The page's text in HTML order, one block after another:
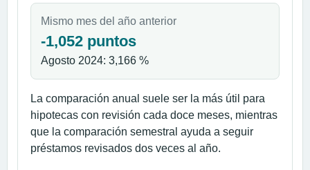
Mismo mes del año anterior
-1,052 puntos
Agosto 2024: 3,166 %
La comparación anual suele ser la más útil para
hipotecas con revisión cada doce meses, mientras
que la comparación semestral ayuda a seguir
préstamos revisados dos veces al año.